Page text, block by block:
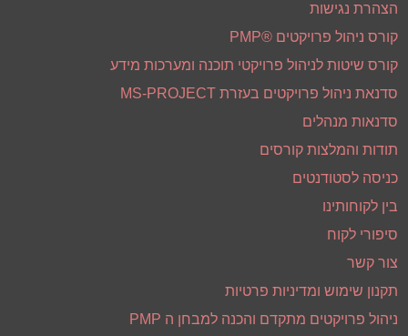
ייעוץ ארגוני
קואוצ'ינג
הדרכות וסדנאות
הקורסים הציבוריים הקרובים
מאמרים
הצהרת נגישות
קורס ניהול פרויקטים ®PMP
קורס שיטות לניהול פרויקטי תוכנה ומערכות מידע
סדנאת ניהול פרויקטים בעזרת MS-PROJECT
סדנאות מנהלים
תודות והמלצות קורסים
כניסה לסטודנטים